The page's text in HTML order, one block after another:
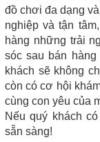
đồ chơi đa dạng
nghiệp và tận
hàng những trải
sóc sau bán
khách sẽ không
còn có cơ hội
cùng con yêu của
Nếu quý khách
sẵn sàng!